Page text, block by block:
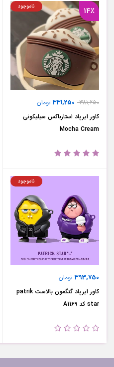
14٪
381,250
331,250 تومان
ناموجود
کاور ایرپاد استارباکس سیلیکونی
Mocha Cream
393,750 تومان
ناموجود
کاور ایرپاد گنگمون بالاست patrik
star کد A1169